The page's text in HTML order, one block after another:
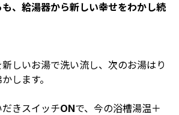
、給湯器から新しい幸せをわかし続
しいお湯で洗い流し、次のお湯はり
します。
きスイッチONで、今の浴槽湯温＋